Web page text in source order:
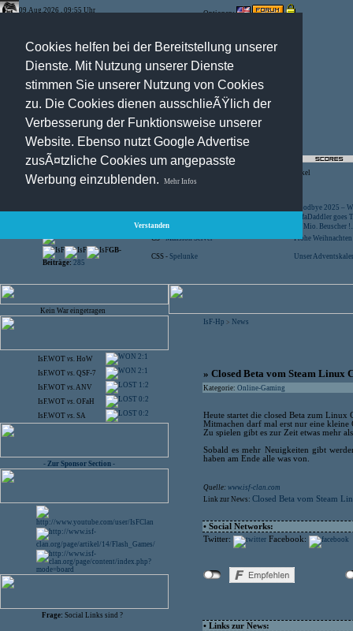
Cookies helfen bei der Bereitstellung unserer
Dienste. Mit Nutzung unserer Dienste
stimmen Sie unserer Nutzung von Cookies
zu. Die Cookies dienen ausschlieÃŸlich der
Verbesserung der Funktionsweise unserer
Website. Ebenso nutzt Google Advertise
zusÃ¤tzliche Cookies um angepasste
Werbung einzublenden.
Mehr Infos
Verstanden
09.Aug.2026 , 09:55 Uhr Optionen:
Artikel
Goodbye 2025 –
SofaDaddler goes
CS -FunYard
40 Mio. Beuscher
CS -Mansion Server
Frohe
GB-
Beiträge: 285
CSS - Spelunke Unser
Kein War eingetragen
IsF.WOT vs. HoW 2:1
IsF.WOT vs. QSF-7 2:1
IsF.WOT vs.ANV 1:2
IsF.WOT vs. OFaH 0:2
IsF.WOT vs. SA 0:2
- Zur Sponsor Section -
Frage: Social Links sind ?
IsF-Hp > News
» Closed Beta vom Steam Linux
Kategorie: Online-Gaming
Heute startet die closed Beta zum Linux
Mitmachen darf mal erst nur eine kleine
Zu spielen gibt es zur Zeit etwas mehr
Sobald es mehr Neuigkeiten gibt
haben am Ende alle was von.
Quelle: www.isf-clan.com
Link zur News: Closed Beta vom Steam
• Social Networks:
Twitter:
Facebook:
• Links zur News: